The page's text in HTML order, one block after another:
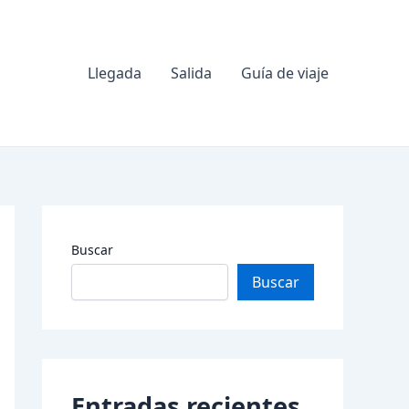
Llegada Salida Guía de viaje
Buscar
Buscar